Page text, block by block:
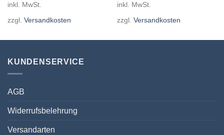
inkl. MwSt.
zzgl. Versandkosten
inkl. MwSt.
zzgl. Versandkosten
KUNDENSERVICE
AGB
Widerrufsbelehrung
Versandarten